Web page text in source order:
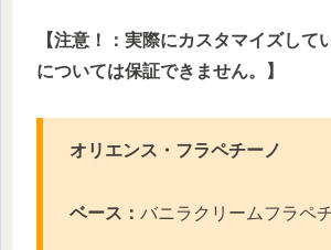
【注意！：実際にカスタマイズして
については保証できません。】
オリエンス・フラペチーノ
ベース： バニラクリームフラペ